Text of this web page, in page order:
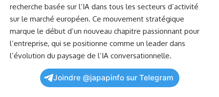
recherche⁢ basée ​sur l’IA dans tous les secteurs d’activité
sur le marché européen. Ce mouvement stratégique
marque le début d’un nouveau chapitre passionnant pour
l’entreprise, qui se positionne comme un leader ‌dans
l’évolution du paysage de l’IA conversationnelle.
Joindre @japapinfo sur Telegram